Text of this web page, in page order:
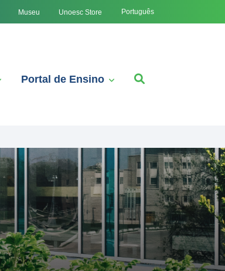
Museu Unoesc Store Português
Portal de Ensino